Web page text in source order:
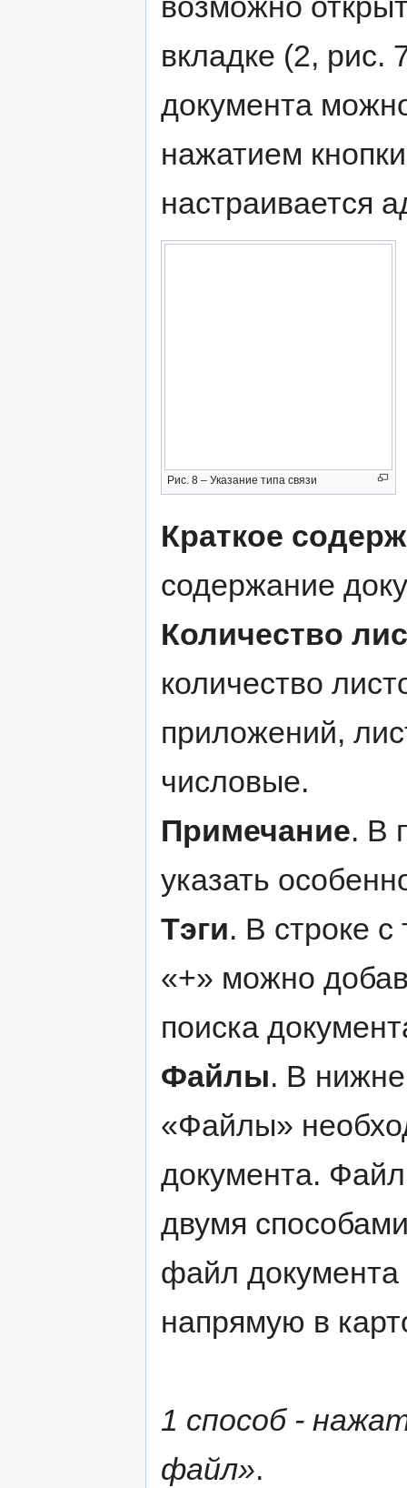
вкладке (2, рис.
документа
нажатием
настраивается
Рис. 8 – Указание типа связи
Краткое
содержание
Количество
количество
приложений,
числовые.
Примечание. В
указать
Тэги. В строке с
«+» можно
поиска
Файлы. В
«Файлы»
документа.
двумя
файл документа
напрямую в
1 способ -
файл».